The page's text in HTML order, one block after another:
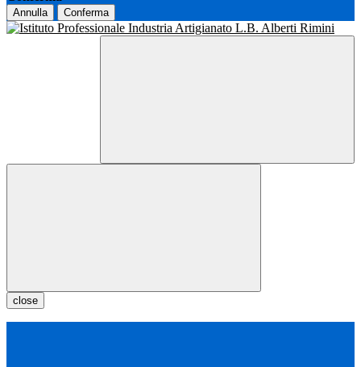
Annulla Conferma
close